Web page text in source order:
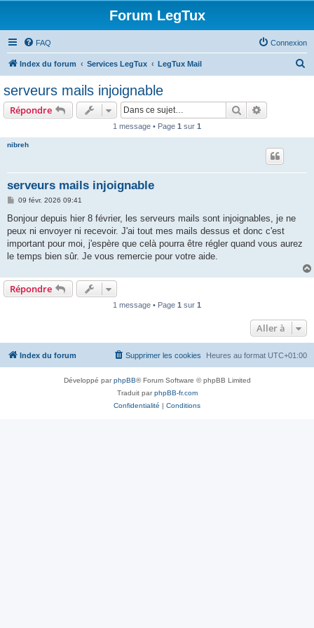
Forum LegTux
FAQ Connexion
Index du forum Services LegTux LegTux Mail
serveurs mails injoignable
Répondre Rechercher
1 message • Page 1 sur 1
nibreh
serveurs mails injoignable
M
s
a
g
e
09 févr. 2026 09:41
Bonjour depuis hier 8 février, les serveurs mails sont injoignables, je ne
peux ni envoyer ni recevoir. J'ai tout mes mails dessus et donc c'est
important pour moi, j'espère que celà pourra être régler quand vous aurez
le temps bien sûr. Je vous remercie pour votre aide.
Répondre
1 message • Page 1 sur 1
Aller à
Index du forum Heures au format UTC+01:00
Supprimer les cookies
Développé parphpBB® Forum Software © phpBB Limited
Traduit parphpBB-fr.com
Confidentialité | Conditions